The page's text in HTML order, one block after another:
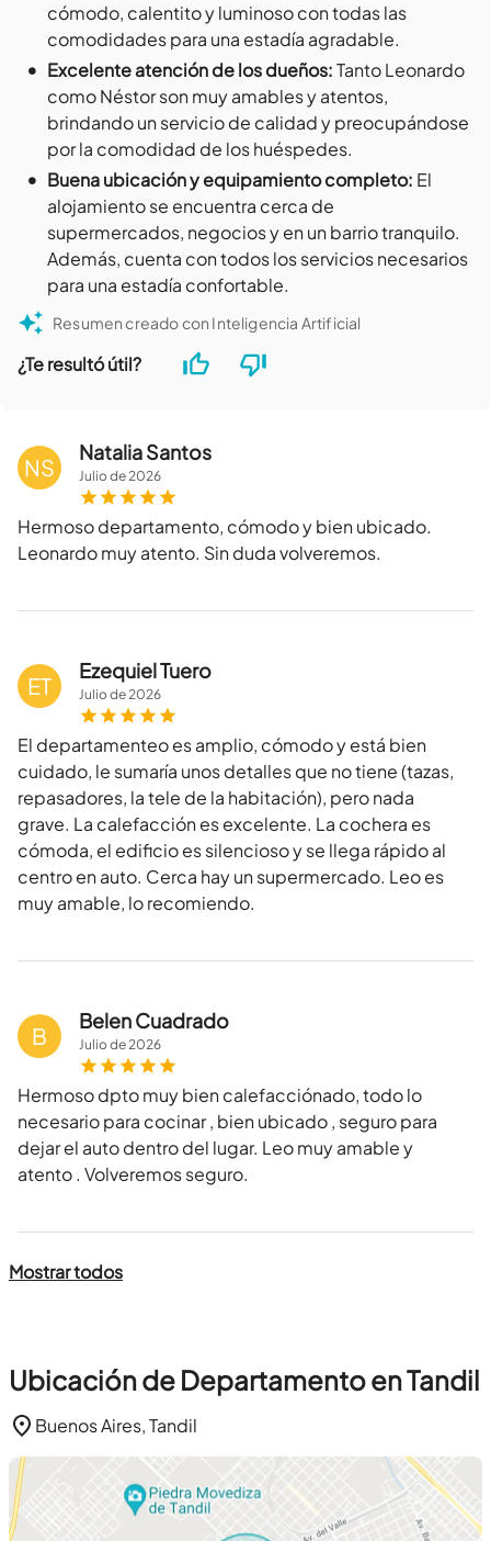
cómodo, calentito y luminoso con todas las
comodidades para una estadía agradable.
• Excelente atención de los dueños:Tanto Leonardo
como Néstor son muy amables y atentos,
brindando un servicio de calidad y preocupándose
por la comodidad de los huéspedes.
• Buena ubicación y equipamiento completo: El
alojamiento se encuentra cerca de
supermercados, negocios y en un barrio tranquilo.
Además, cuenta con todos los servicios necesarios
para una estadía confortable.
Resumen creado con Inteligencia Artificial
¿Te resultó útil?
NS
Natalia Santos
Juliode2026
Hermoso departamento, cómodo y bien ubicado.
Leonardo muy atento. Sin duda volveremos.
ET
Ezequiel Tuero
Juliode2026
El departamenteo es amplio, cómodo y está bien
cuidado, le sumaría unos detalles que no tiene (tazas,
repasadores, la tele de la habitación), pero nada
grave. La calefacción es excelente. La cochera es
cómoda, el edificio es silencioso y se llega rápido al
centro en auto. Cerca hay un supermercado. Leo es
muy amable, lo recomiendo.
B
Belen Cuadrado
Juliode2026
Hermoso dpto muy bien calefacciónado, todo lo
necesario para cocinar , bien ubicado , seguro para
dejar el auto dentro del lugar. Leo muy amable y
atento . Volveremos seguro.
Mostrar todos
Ubicación de Departamento en Tandil
Buenos Aires, Tandil